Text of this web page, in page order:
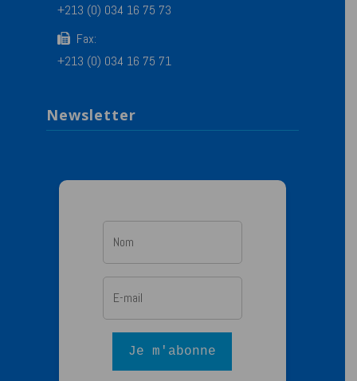
+213 (0) 034 16 75 73
Fax:
+213 (0) 034 16 75 71
Newsletter
Je m'abonne